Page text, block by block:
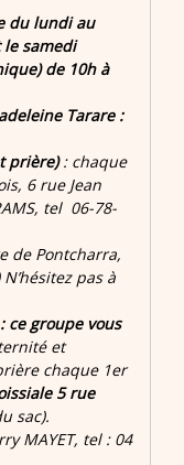
du lundi au
le samedi
de 10h à
Tarare :
prière): chaque
6 rue Jean
tel 06-78-
de Pontcharra,
pas à
ce groupe vous
et
chaque 1er
5 rue
sac).
MAYET, tel : 04